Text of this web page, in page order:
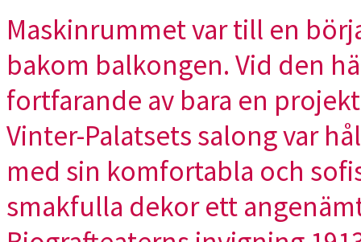
Maskinrummet var till en
bakom balkongen. Vid den
fortfarande av bara en
Vinter-Palatsets salong var
med sin komfortabla och
smakfulla dekor ett